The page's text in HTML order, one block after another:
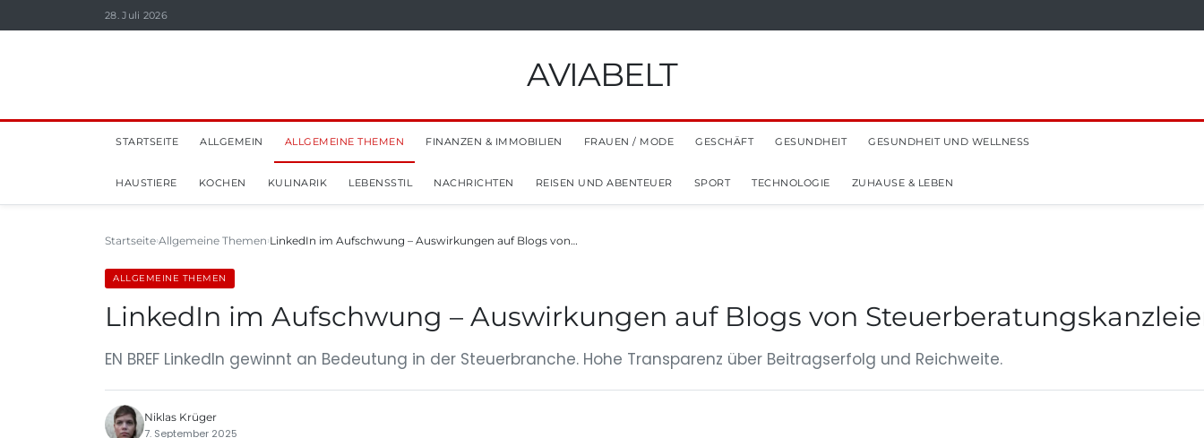
28. Juli 2026
AVIABELT
STARTSEITE ALLGEMEIN ALLGEMEINE THEMEN FINANZEN & IMMOBILIEN FRAUEN / MODE GESCHÄFT GESUNDHEIT GESUNDHEIT UND WELLNESS
HAUSTIERE KOCHEN KULINARIK LEBENSSTIL NACHRICHTEN REISEN UND ABENTEUER SPORT TECHNOLOGIE ZUHAUSE & LEBEN
Startseite Allgemeine Themen LinkedIn im Aufschwung – Auswirkungen auf Blogs von…
ALLGEMEINE THEMEN
LinkedIn im Aufschwung – Auswirkungen auf Blogs von
EN BREF LinkedIn gewinnt an Bedeutung in der Steuerbranche. Hohe Transparenz über Beitragserfolg und Reichweite.
Niklas Krüger
7. September 2025